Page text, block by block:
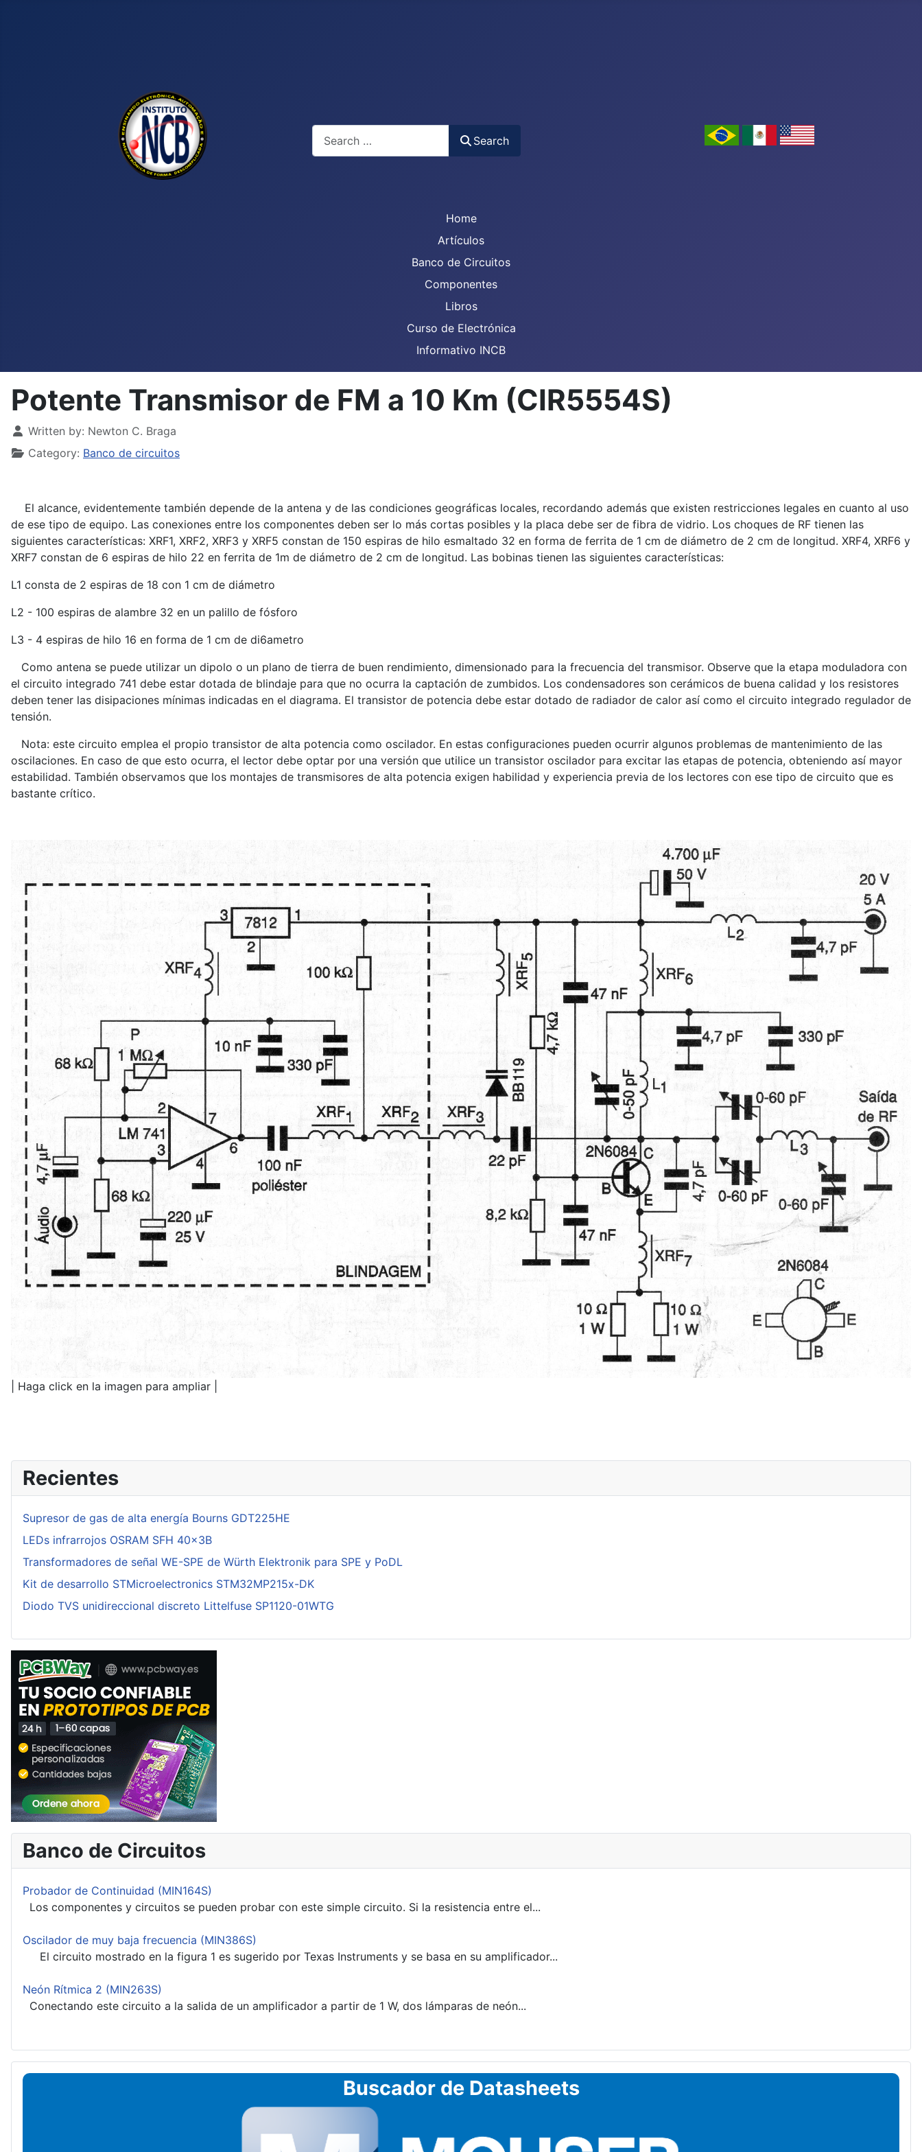
Search
Search
Home
Artículos
Banco de Circuitos
Componentes
Libros
Curso de Electrónica
Informativo INCB
Potente Transmisor de FM a 10 Km (CIR5554S)
Details
Written by: Newton C. Braga
Category: Banco de circuitos
El alcance, evidentemente también depende de la antena y de las condiciones geográficas locales, recordando además que existen restricciones legales en cuanto al uso
de ese tipo de equipo. Las conexiones entre los componentes deben ser lo más cortas posibles y la placa debe ser de fibra de vidrio. Los choques de RF tienen las
siguientes características: XRF1, XRF2, XRF3 y XRF5 constan de 150 espiras de hilo esmaltado 32 en forma de ferrita de 1 cm de diámetro de 2 cm de longitud. XRF4, XRF6 y
XRF7 constan de 6 espiras de hilo 22 en ferrita de 1m de diámetro de 2 cm de longitud. Las bobinas tienen las siguientes características:
L1 consta de 2 espiras de 18 con 1 cm de diámetro
L2 - 100 espiras de alambre 32 en un palillo de fósforo
L3 - 4 espiras de hilo 16 en forma de 1 cm de di6ametro
Como antena se puede utilizar un dipolo o un plano de tierra de buen rendimiento, dimensionado para la frecuencia del transmisor. Observe que la etapa moduladora con
el circuito integrado 741 debe estar dotada de blindaje para que no ocurra la captación de zumbidos. Los condensadores son cerámicos de buena calidad y los resistores
deben tener las disipaciones mínimas indicadas en el diagrama. El transistor de potencia debe estar dotado de radiador de calor así como el circuito integrado regulador de
tensión.
Nota: este circuito emplea el propio transistor de alta potencia como oscilador. En estas configuraciones pueden ocurrir algunos problemas de mantenimiento de las
oscilaciones. En caso de que esto ocurra, el lector debe optar por una versión que utilice un transistor oscilador para excitar las etapas de potencia, obteniendo así mayor
estabilidad. También observamos que los montajes de transmisores de alta potencia exigen habilidad y experiencia previa de los lectores con ese tipo de circuito que es
bastante crítico.
| Haga click en la imagen para ampliar |
Recientes
Supresor de gas de alta energía Bourns GDT225HE
LEDs infrarrojos OSRAM SFH 40x3B
Transformadores de señal WE-SPE de Würth Elektronik para SPE y PoDL
Kit de desarrollo STMicroelectronics STM32MP215x-DK
Diodo TVS unidireccional discreto Littelfuse SP1120-01WTG
Banco de Circuitos
Probador de Continuidad (MIN164S)
Los componentes y circuitos se pueden probar con este simple circuito. Si la resistencia entre el...
Oscilador de muy baja frecuencia (MIN386S)
El circuito mostrado en la figura 1 es sugerido por Texas Instruments y se basa en su amplificador...
Neón Rítmica 2 (MIN263S)
Conectando este circuito a la salida de un amplificador a partir de 1 W, dos lámparas de neón...
Buscador de Datasheets